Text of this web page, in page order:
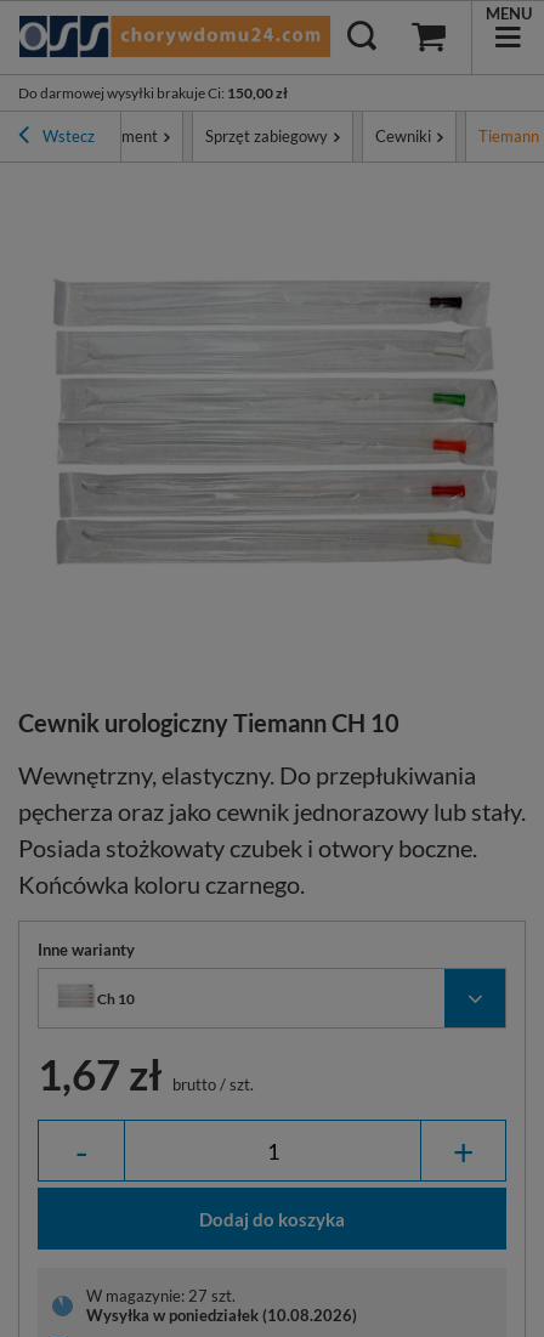
Do darmowej wysyłki brakuje Ci: 150,00 zł
MENU
WsteczAsortyment Sprzęt zabiegowy Cewniki Tiemann
Cewnik urologiczny Tiemann CH 10
Wewnętrzny, elastyczny. Do przepłukiwania
pęcherza oraz jako cewnik jednorazowy lub stały.
Posiada stożkowaty czubek i otwory boczne.
Końcówka koloru czarnego.
Inne warianty
Ch 10
1,67 zł brutto/szt.
- +
Dodaj do koszyka
W magazynie: 27 szt.
Wysyłka w poniedziałek (10.08.2026)